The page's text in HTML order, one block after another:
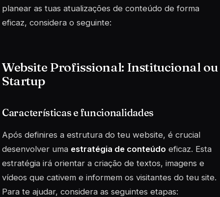
planear as tuas atualizações de conteúdo de forma
eficaz, considera o seguinte:
Website Profissional: Institucional ou
Startup
Características e funcionalidades
Após definires a estrutura do teu website, é crucial
desenvolver uma estratégia de conteúdo eficaz. Esta
estratégia irá orientar a criação de textos, imagens e
vídeos que cativem e informem os visitantes do teu site.
Para te ajudar, considera as seguintes etapas: